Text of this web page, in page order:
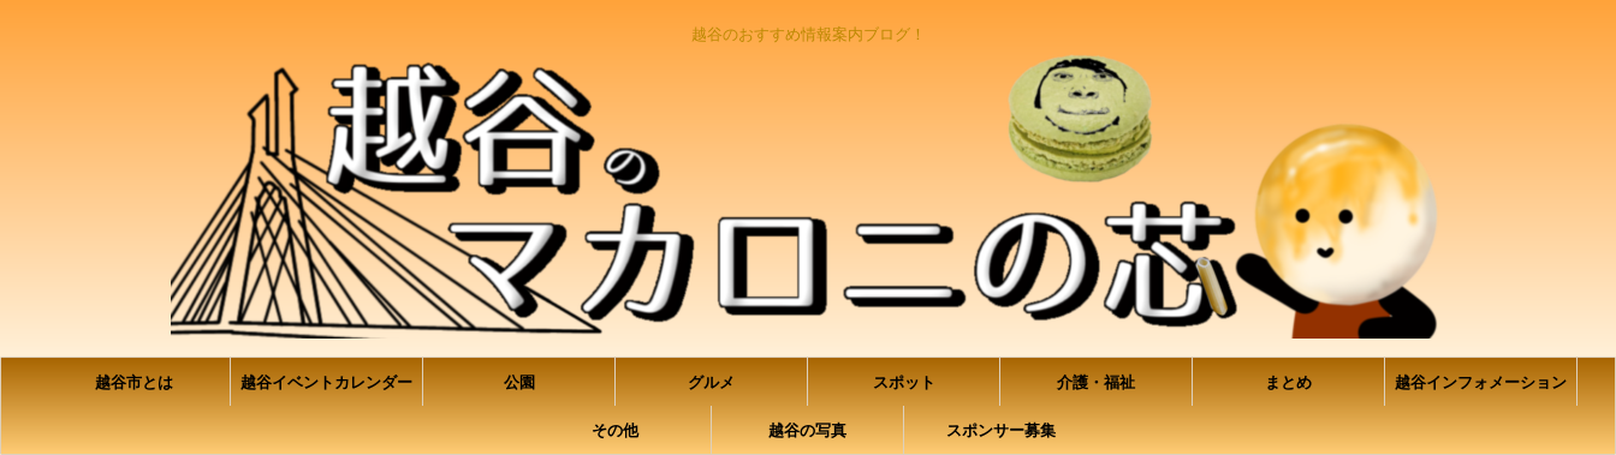
越谷のおすすめ情報案内ブログ！
越谷市とは 越谷イベントカレンダー 公園 グルメ スポット 介護・福祉 まとめ 越谷インフォメーション
その他 越谷の写真 スポンサー募集